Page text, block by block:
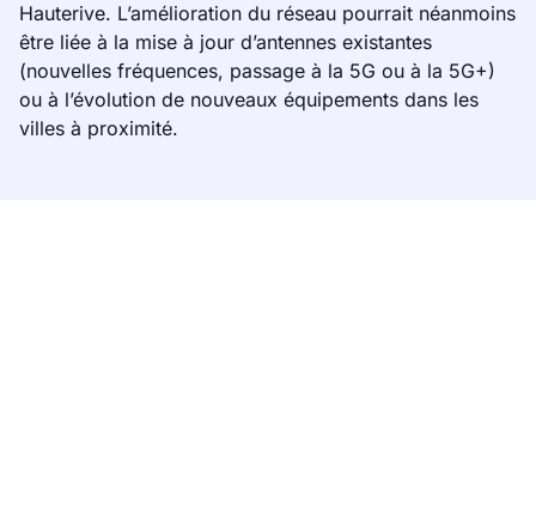
Hauterive. L’amélioration du réseau pourrait néanmoins
être liée à la mise à jour d’antennes existantes
(nouvelles fréquences, passage à la 5G ou à la 5G+)
ou à l’évolution de nouveaux équipements dans les
villes à proximité.